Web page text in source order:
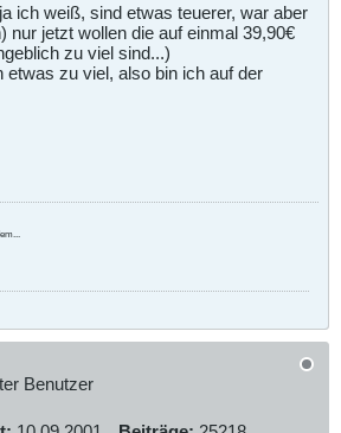
ich weiß, sind etwas teuerer, war aber
nur jetzt wollen die auf einmal 39,90€
zu viel sind...)
etwas zu viel, also bin ich auf der
Benutzer